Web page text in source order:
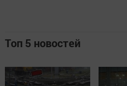
Топ 5 новостей